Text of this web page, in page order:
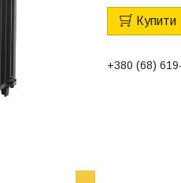
Купити
+380 (68)